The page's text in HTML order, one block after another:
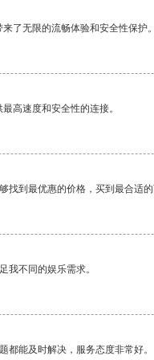
了无限的流畅体验和安全性保护。
高速度和安全性的连接。
找到最优惠的价格，买到最合适的
我不同的娱乐需求。
都能及时解决，服务态度非常好。